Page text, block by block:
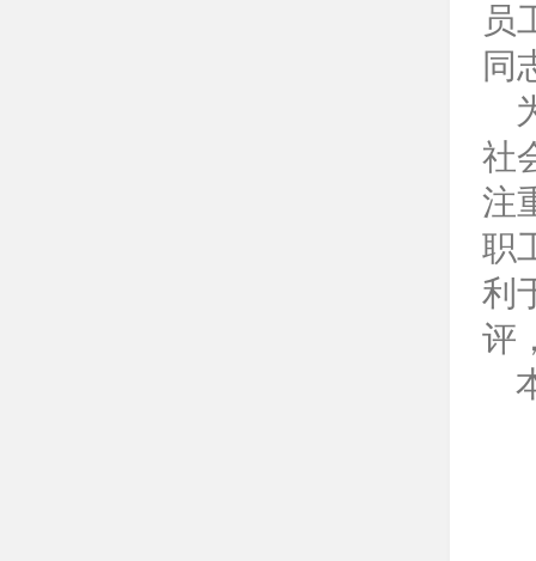
员
同
社
注
职
利
评